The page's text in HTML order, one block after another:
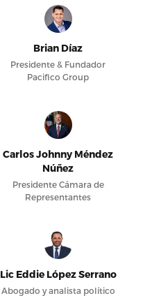
Brian Díaz
Presidente & Fundador
Pacifico Group
Carlos Johnny Méndez
Núñez
Presidente Cámara de
Representantes
Lic Eddie López Serrano
Abogado y analista político